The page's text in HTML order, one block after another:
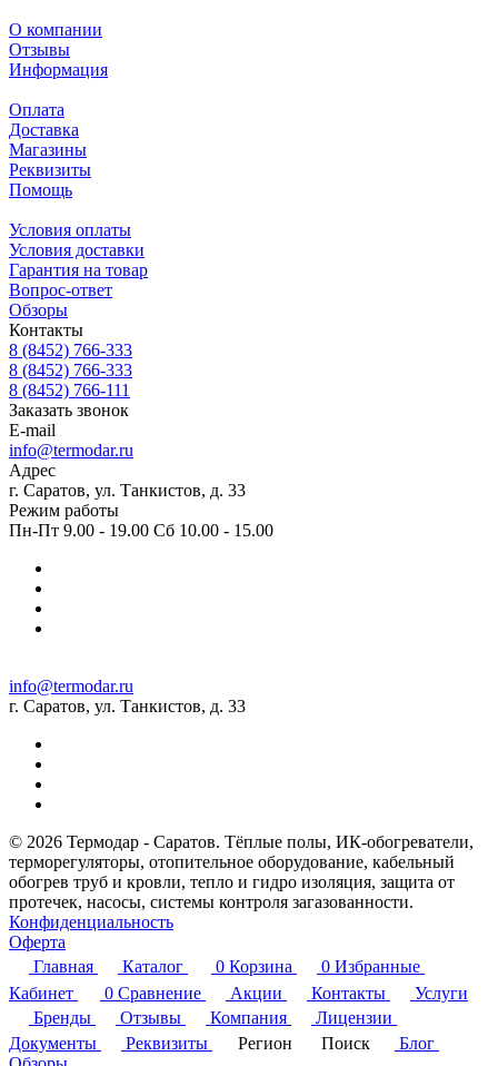
О компании
Отзывы
Информация
Оплата
Доставка
Магазины
Реквизиты
Помощь
Условия оплаты
Условия доставки
Гарантия на товар
Вопрос-ответ
Обзоры
Контакты
8 (8452) 766-333
8 (8452) 766-333
8 (8452) 766-111
Заказать звонок
E-mail
info@termodar.ru
Адрес
г. Саратов, ул. Танкистов, д. 33
Режим работы
Пн-Пт 9.00 - 19.00 Сб 10.00 - 15.00
info@termodar.ru
г. Саратов, ул. Танкистов, д. 33
© 2026 Термодар - Саратов. Тёплые полы, ИК-обогреватели,
терморегуляторы, отопительное оборудование, кабельный
обогрев труб и кровли, тепло и гидро изоляция, защита от
протечек, насосы, системы контроля загазованности.
Конфиденциальность
Оферта
Главная
Каталог 0 Корзина 0 Избранные
Кабинет
0 Сравнение Акции Контакты
Услуги
Бренды
Отзывы Компания
Лицензии
Документы
Реквизиты Регион Поиск
Блог